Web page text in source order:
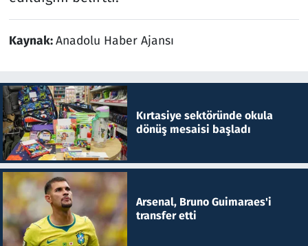
Kaynak:Anadolu Haber Ajansı
Kırtasiye sektöründe okula
dönüş mesaisi başladı
Arsenal, Bruno Guimaraes'i
transfer etti